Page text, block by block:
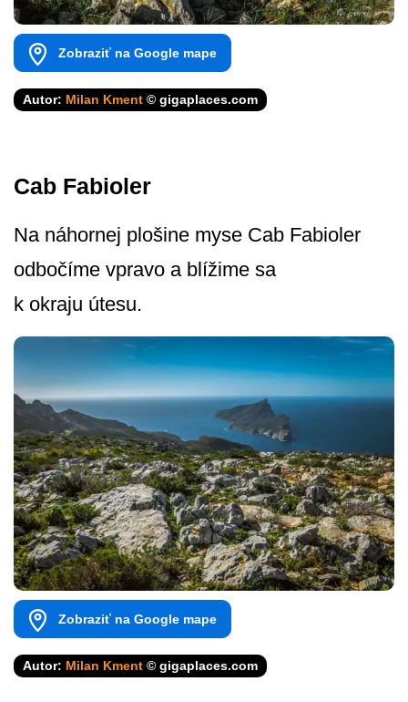
Zobraziť na Google mape
Autor: Milan Kment © gigaplaces.com
Cab Fabioler
Na náhornej plošine myse Cab Fabioler
odbočíme vpravo a blížime sa
k okraju útesu.
Zobraziť na Google mape
Autor: Milan Kment © gigaplaces.com